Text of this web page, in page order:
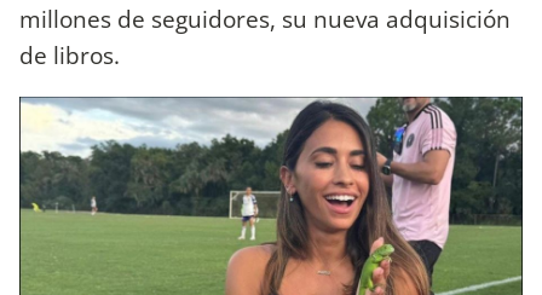
millones de seguidores, su nueva adquisición
de libros.